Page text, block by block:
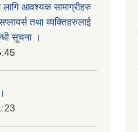
आवश्यक सामाग्रीहरु
तथा व्यक्तिहरुलाई
सूचना ।